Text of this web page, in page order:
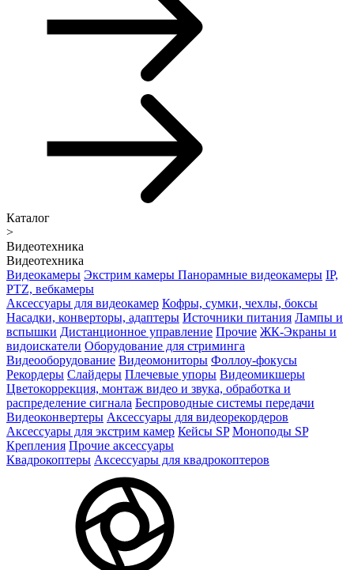
Каталог
>
Видеотехника
Видеотехника
Видеокамеры Экстрим камеры Панорамные видеокамеры IP,
PTZ, вебкамеры
Аксессуары для видеокамер Кофры, сумки, чехлы, боксы
Насадки, конверторы, адаптеры Источники питания Лампы и
вспышки Дистанционное управление Прочие ЖК-Экраны и
видоискатели Оборудование для стриминга
Видеооборудование Видеомониторы Фоллоу-фокусы
Рекордеры Слайдеры Плечевые упоры Видеомикшеры
Цветокоррекция, монтаж видео и звука, обработка и
распределение сигнала Беспроводные системы передачи
Видеоконвертеры Аксессуары для видеорекордеров
Аксессуары для экстрим камер Кейсы SP Моноподы SP
Крепления Прочие аксессуары
Квадрокоптеры Аксессуары для квадрокоптеров